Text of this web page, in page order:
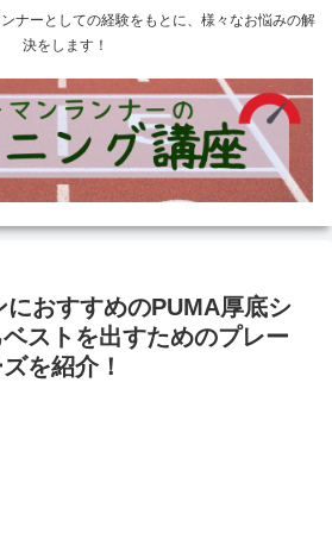
ナーとしての経験をもとに、様々なお悩みの解
決をします！
におすすめのPUMA厚底シ
ストを出すためのプレー
を紹介！